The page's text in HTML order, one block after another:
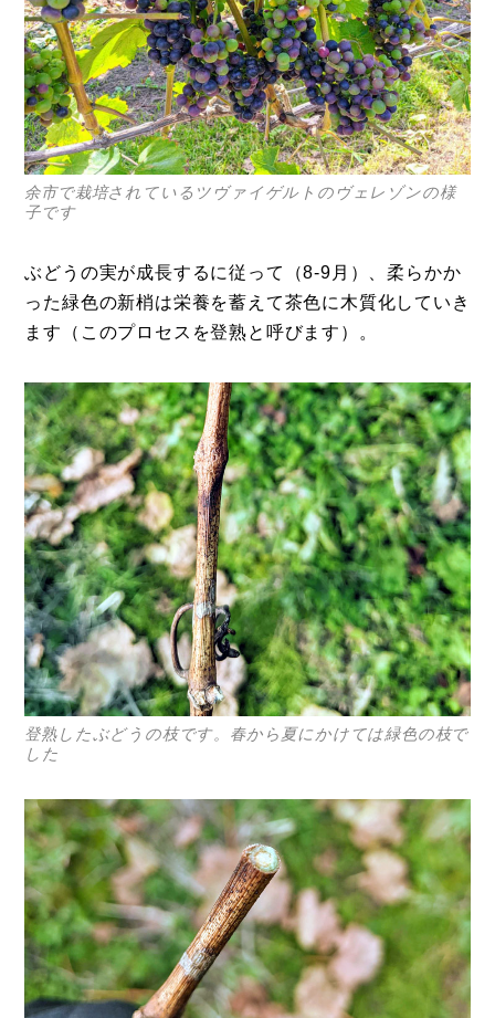
余市で栽培されているツヴァイゲルトのヴェレゾンの様
子です
ぶどうの実が成長するに従って（8-9月）、柔らかか
った緑色の新梢は栄養を蓄えて茶色に木質化していき
ます（このプロセスを登熟と呼びます）。
登熟したぶどうの枝です。春から夏にかけては緑色の枝で
した